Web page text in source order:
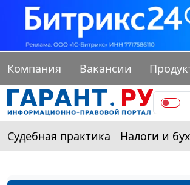
Компания Вакансии
Судебная практика Налоги и